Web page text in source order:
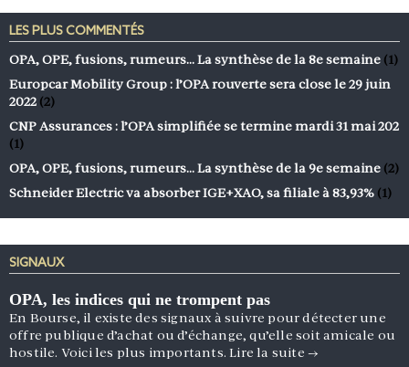
LES PLUS COMMENTÉS
OPA, OPE, fusions, rumeurs… La synthèse de la 8e semaine (1)
Europcar Mobility Group : l’OPA rouverte sera close le 29 juin
2022 (2)
CNP Assurances : l’OPA simplifiée se termine mardi 31 mai 202
(1)
OPA, OPE, fusions, rumeurs… La synthèse de la 9e semaine (2)
Schneider Electric va absorber IGE+XAO, sa filiale à 83,93% (1)
SIGNAUX
OPA, les indices qui ne trompent pas
En Bourse, il existe des signaux à suivre pour détecter une
offre publique d’achat ou d’échange, qu’elle soit amicale ou
hostile. Voici les plus importants.Lire la suite →